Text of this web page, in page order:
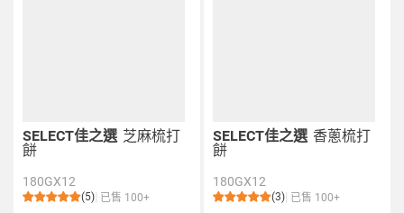
SELECT佳之選 芝麻梳打
餅
180GX12
(5) 已售 100+
SELECT佳之選 香蔥梳打
餅
180GX12
(3) 已售 100+